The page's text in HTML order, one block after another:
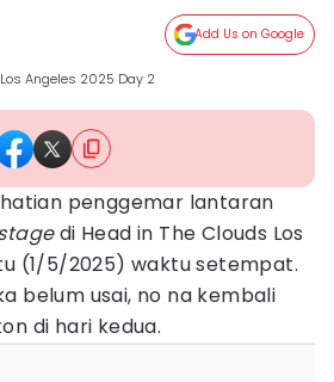
Add Us on Google
Angeles 2025 Day 2
penggemar lantaran
di Head in The Clouds Los
(1/5/2025) waktu setempat.
belum usai, no na kembali
di hari kedua.